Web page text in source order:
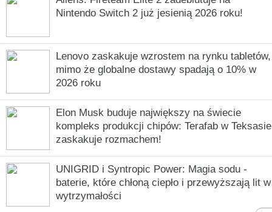
Nintendo Switch 2 już jesienią 2026 roku!
Lenovo zaskakuje wzrostem na rynku tabletów,
mimo że globalne dostawy spadają o 10% w
2026 roku
Elon Musk buduje największy na świecie
kompleks produkcji chipów: Terafab w Teksasie
zaskakuje rozmachem!
UNIGRID i Syntropic Power: Magia sodu -
baterie, które chłoną ciepło i przewyższają lit w
wytrzymałości